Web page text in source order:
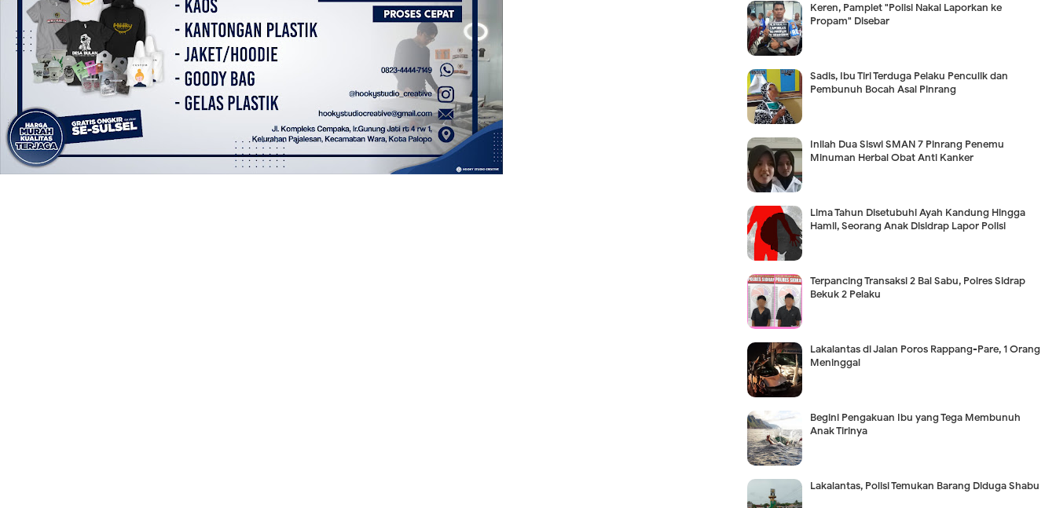
Keren, Pamplet "Polisi Nakal Laporkan ke
Propam" Disebar
Sadis, Ibu Tiri Terduga Pelaku Penculik dan
Pembunuh Bocah Asal Pinrang
Inilah Dua Siswi SMAN 7 Pinrang Penemu
Minuman Herbal Obat Anti Kanker
Lima Tahun Disetubuhi Ayah Kandung Hingga
Hamil, Seorang Anak Disidrap Lapor Polisi
Terpancing Transaksi 2 Bal Sabu, Polres Sidrap
Bekuk 2 Pelaku
Lakalantas di Jalan Poros Rappang-Pare, 1 Orang
Meninggal
Begini Pengakuan Ibu yang Tega Membunuh
Anak Tirinya
Lakalantas, Polisi Temukan Barang Diduga Shabu